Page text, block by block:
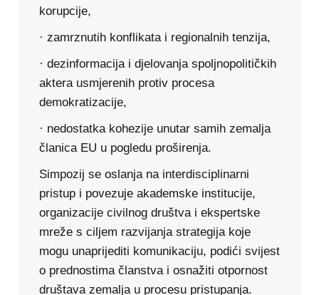
korupcije,
· zamrznutih konflikata i regionalnih tenzija,
· dezinformacija i djelovanja spoljnopolitičkih
aktera usmjerenih protiv procesa
demokratizacije,
· nedostatka kohezije unutar samih zemalja
članica EU u pogledu proširenja.
Simpozij se oslanja na interdisciplinarni
pristup i povezuje akademske institucije,
organizacije civilnog društva i ekspertske
mreže s ciljem razvijanja strategija koje
mogu unaprijediti komunikaciju, podići svijest
o prednostima članstva i osnažiti otpornost
društava zemalja u procesu pristupanja.